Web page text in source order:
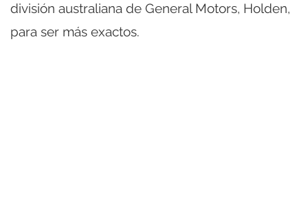
división australiana de General Motors, Holden,
para ser más exactos.